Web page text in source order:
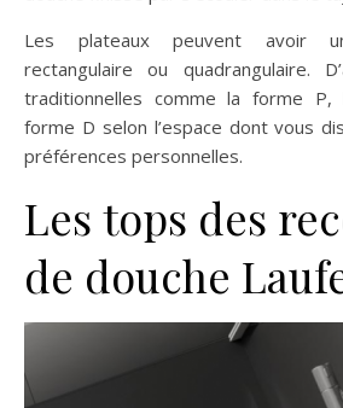
Les plateaux peuvent avoir
rectangulaire ou quadrangulaire.
traditionnelles comme la forme
forme D selon l’espace dont vous
préférences personnelles.
Les tops des
de douche